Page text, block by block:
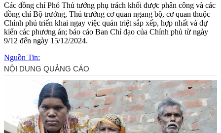
Các đồng chí Phó Thủ tướng phụ trách khối được phân công và các
đồng chí Bộ trưởng, Thủ trưởng cơ quan ngang bộ, cơ quan thuộc
Chính phủ triển khai ngay việc quán triệt sắp xếp, hợp nhất và dự
kiến các phương án; báo cáo Ban Chỉ đạo của Chính phủ từ ngày
9/12 đến ngày 15/12/2024.
Nguồn Tin: